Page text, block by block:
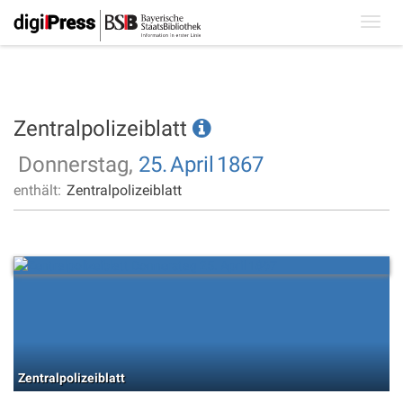
Zentralpolizeiblatt
Donnerstag, 25.April 1867
enthält: Zentralpolizeiblatt
Zentralpolizeiblatt